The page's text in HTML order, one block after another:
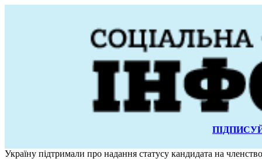
Україну підтримали про надання статусу кандидата на